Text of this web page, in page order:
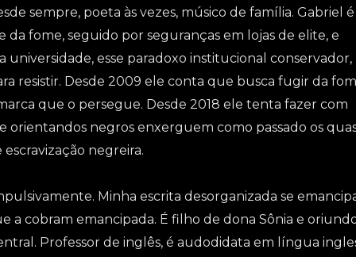
sempre, poeta às vezes, músico de família. Gabriel é
da fome, seguido por seguranças em lojas de elite, e
universidade, esse paradoxo institucional conservador,
resistir. Desde 2009 ele conta que busca fugir da
que o persegue. Desde 2018 ele tenta fazer com
orientandos negros enxerguem como passado os
escravização negreira.
Minha escrita desorganizada se
a cobram emancipada. É filho de dona Sônia e
Professor de inglês, é audodidata em língua